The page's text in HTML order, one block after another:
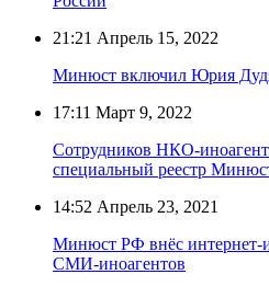
21:21 Апрель 15, 2022
Минюст включил Юрия
17:11 Март 9, 2022
Сотрудников НКО-
специальный реестр
14:52 Апрель 23, 2021
Минюст РФ внёс интернет-
СМИ-иноагентов